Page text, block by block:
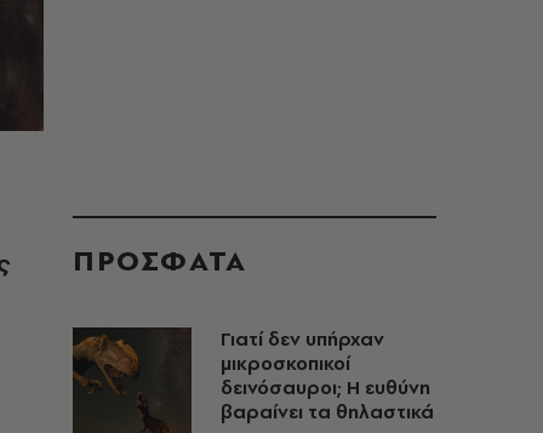
ΠΡΟΣΦΑΤΑ
Γιατί δεν υπήρχαν
μικροσκοπικοί
δεινόσαυροι; Η ευθύνη
βαραίνει τα θηλαστικά